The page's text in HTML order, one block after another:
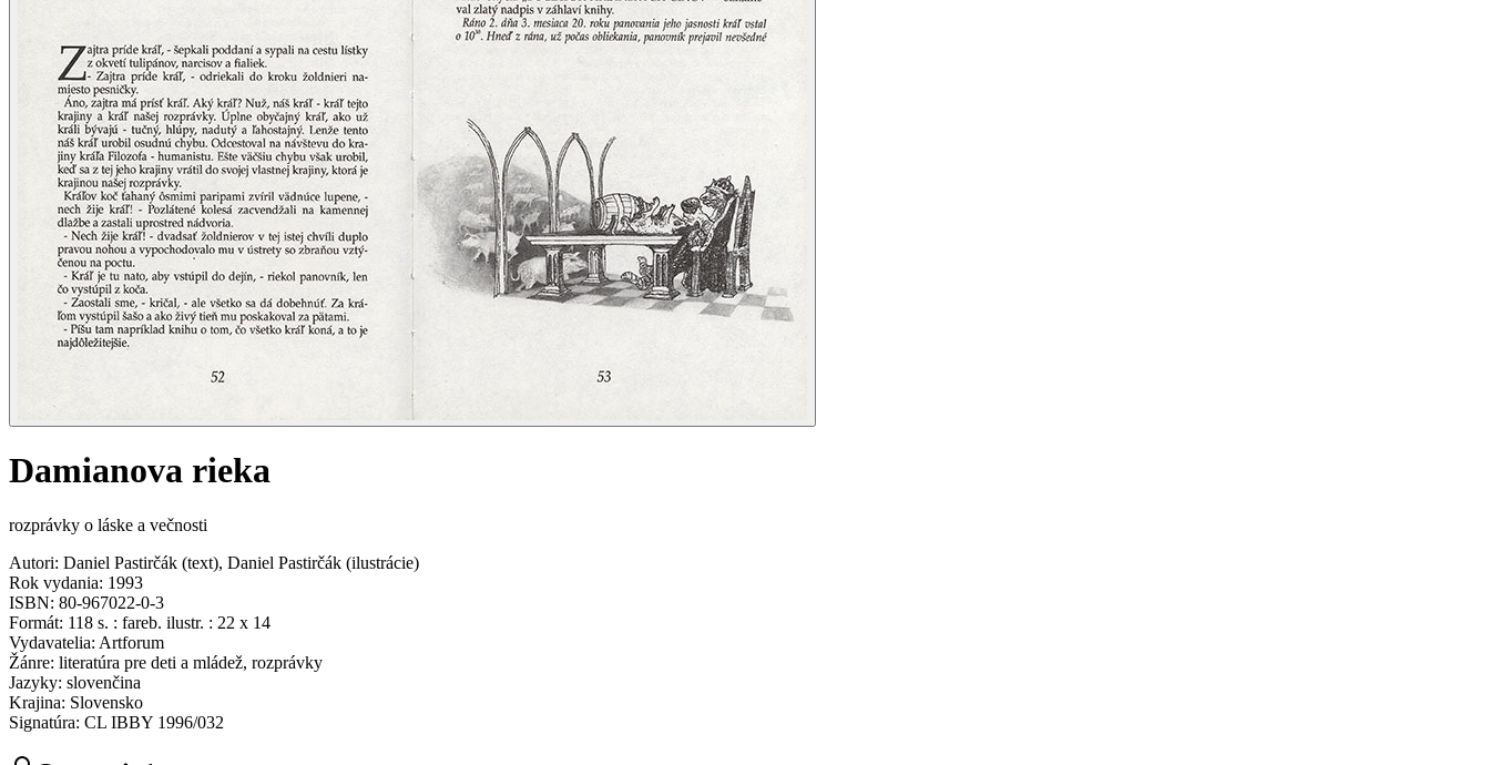
Damianova rieka
rozprávky o láske a večnosti
Autori: Daniel Pastirčák (text), Daniel Pastirčák (ilustrácie)
Rok vydania: 1993
ISBN: 80-967022-0-3
Formát: 118 s. : fareb. ilustr. : 22 x 14
Vydavatelia: Artforum
Žánre: literatúra pre deti a mládež, rozprávky
Jazyky: slovenčina
Krajina: Slovensko
Signatúra: CL IBBY 1996/032